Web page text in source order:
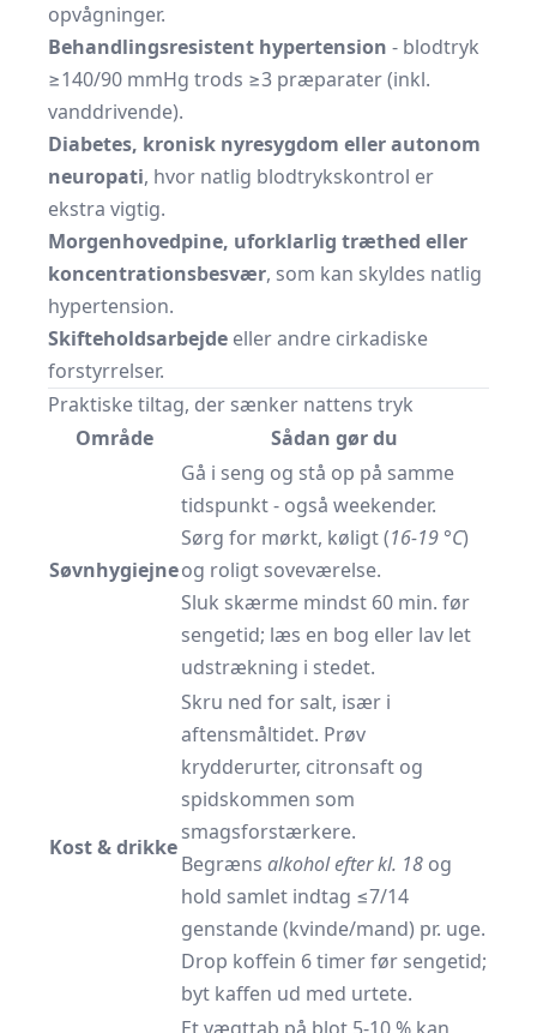
opvågninger.
Behandlingsresistent hypertension - blodtryk
≥140/90 mmHg trods ≥3 præparater (inkl.
vanddrivende).
Diabetes, kronisk nyresygdom eller autonom
neuropati, hvor natlig blodtrykskontrol er
ekstra vigtig.
Morgenhovedpine, uforklarlig træthed eller
koncentrationsbesvær, som kan skyldes natlig
hypertension.
Skifteholdsarbejde eller andre cirkadiske
forstyrrelser.
Praktiske tiltag, der sænker nattens tryk
Område
Sådan gør du
Søvnhygiejne
Gå i seng og stå op på samme
tidspunkt - også weekender.
Sørg for mørkt, køligt (16-19 °C)
og roligt soveværelse.
Sluk skærme mindst 60 min. før
sengetid; læs en bog eller lav let
udstrækning i stedet.
Kost & drikke
Skru ned for salt, især i
aftensmåltidet. Prøv
krydderurter, citronsaft og
spidskommen som
smagsforstærkere.
Begræns alkohol efter kl. 18 og
hold samlet indtag ≤7/14
genstande (kvinde/mand) pr. uge.
Drop koffein 6 timer før sengetid;
byt kaffen ud med urtete.